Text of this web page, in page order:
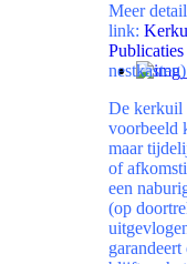
Meer
link:
De kerkuil
voorbeeld
maar
of
een
(op